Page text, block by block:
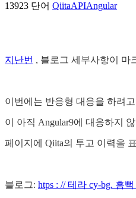
13923 단어 QiitaAPIAngular
지난번 , 블로그 세부사항이 마
이번에는 반응형 대응을 하려
이 아직 Angular9에 대응하지
페이지에 Qiita의 투고 이력을
블로그: htps : // 테라 cy-bg. 흠